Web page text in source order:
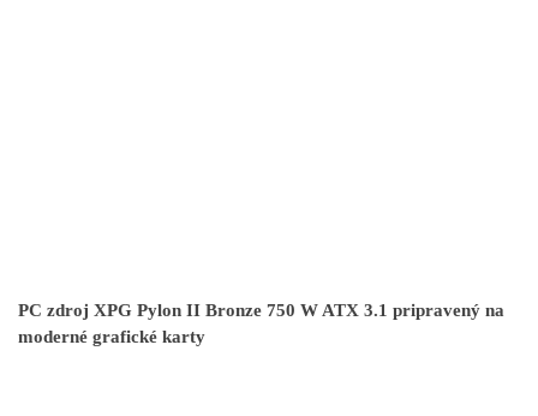
PC zdroj XPG Pylon II Bronze 750 W ATX 3.1 pripravený na
moderné grafické karty